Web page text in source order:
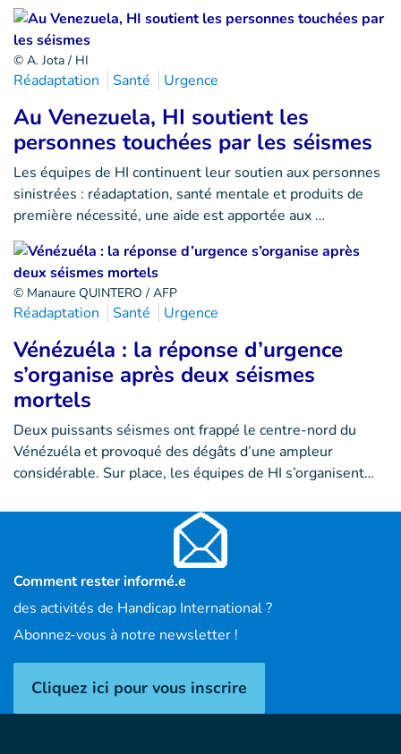
© A. Jota / HI
Réadaptation Santé Urgence
Au Venezuela, HI soutient les
personnes touchées par les séismes
Les équipes de HI continuent leur soutien aux personnes
sinistrées : réadaptation, santé mentale et produits de
première nécessité, une aide est apportée aux …
© Manaure QUINTERO / AFP
Réadaptation Santé Urgence
Vénézuéla : la réponse d’urgence
s’organise après deux séismes
mortels
Deux puissants séismes ont frappé le centre-nord du
Vénézuéla et provoqué des dégâts d’une ampleur
considérable. Sur place, les équipes de HI s’organisent…
Comment rester informé.e
des activités de Handicap International ?
Abonnez-vous à notre newsletter !
Cliquez ici pour vous inscrire